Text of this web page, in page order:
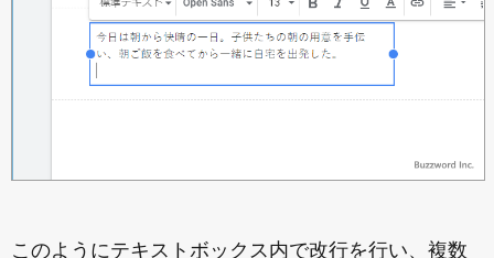
このようにテキストボックス内で改行を行い、複数